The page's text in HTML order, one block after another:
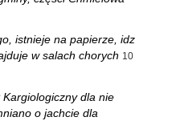
istnieje na papierze, idz
w salach chorych 10
dla nie
o jachcie dla